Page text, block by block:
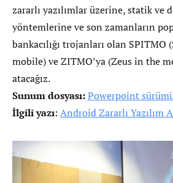
zararlı yazılımlar üzerine, statik ve
yöntemlerine ve son zamanların
bankacılığı trojanları olan SPITMO
mobile) ve ZITMO’ya (Zeus in the
atacağız.
Sunum dosyası:Powerpoint
İlgili yazı: Android Zararlı Yazılım